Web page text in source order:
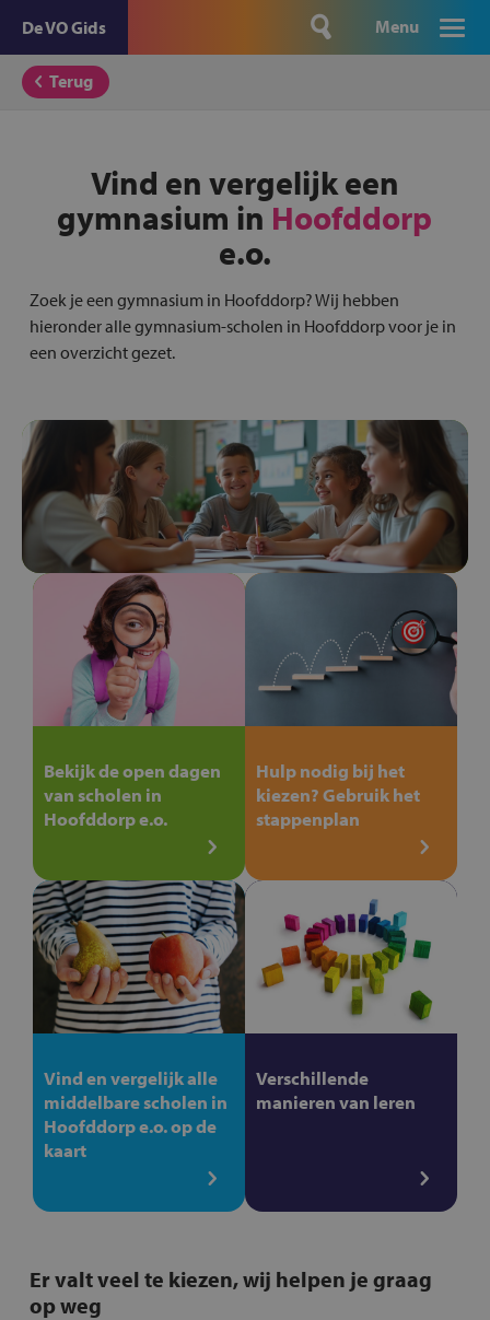
De VO Gids Menu
Terug
Vind en vergelijk een
gymnasium in Hoofddorp
e.o.
Zoek je een gymnasium in Hoofddorp? Wij hebben
hieronder alle gymnasium-scholen in Hoofddorp voor je in
een overzicht gezet.
Bekijk de open dagen
van scholen in
Hoofddorp e.o.
Hulp nodig bij het
kiezen? Gebruik het
stappenplan
Vind en vergelijk alle
middelbare scholen in
Hoofddorp e.o. op de
kaart
Verschillende
manieren van leren
Er valt veel te kiezen, wij helpen je graag
op weg